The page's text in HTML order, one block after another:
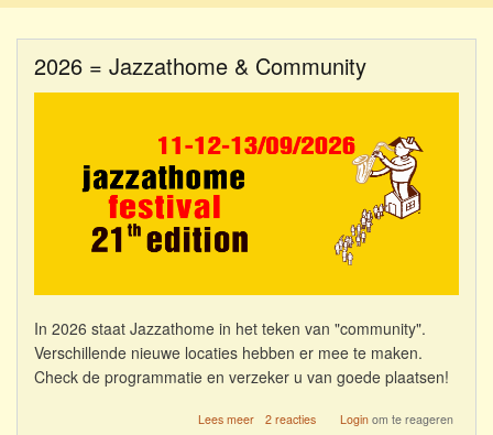
Home
Mechelen
Vrijdag
Zaterdag
Zondag
Sponsors
Tickets
2026 = Jazzathome & Community
In 2026 staat Jazzathome in het teken van "community".
Verschillende nieuwe locaties hebben er mee te maken.
Check de programmatie en verzeker u van goede plaatsen!
Lees meerover2 reacties Loginom te reageren